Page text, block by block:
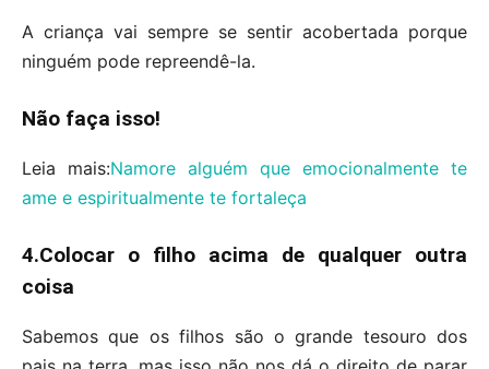
A criança vai sempre se sentir acobertada porque
ninguém pode repreendê-la.
Não faça isso!
Leia mais:Namore alguém que emocionalmente te
ame e espiritualmente te fortaleça
4.Colocar o filho acima de qualquer outra
coisa
Sabemos que os filhos são o grande tesouro dos